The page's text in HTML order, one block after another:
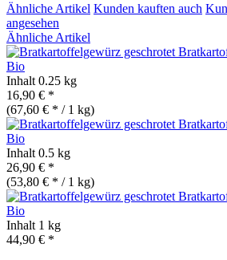
Ähnliche Artikel Kunden kauften auch
angesehen
Ähnliche Artikel
Bio
Inhalt 0.25 kg
16,90 € *
(67,60 € * / 1 kg)
Bio
Inhalt 0.5 kg
26,90 € *
(53,80 € * / 1 kg)
Bio
Inhalt 1 kg
44,90 € *